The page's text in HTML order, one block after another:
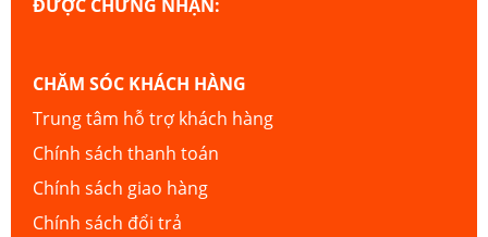
ĐƯỢC CHỨNG NHẬN:
CHĂM SÓC KHÁCH HÀNG
Trung tâm hỗ trợ khách hàng
Chính sách thanh toán
Chính sách giao hàng
Chính sách đổi trả